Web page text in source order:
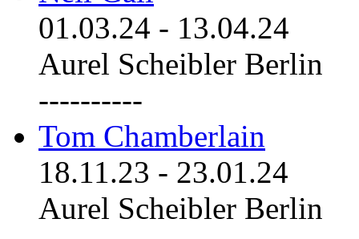
01.03.24 - 13.04.24
Aurel Scheibler Berlin
----------
Tom Chamberlain
18.11.23 - 23.01.24
Aurel Scheibler Berlin